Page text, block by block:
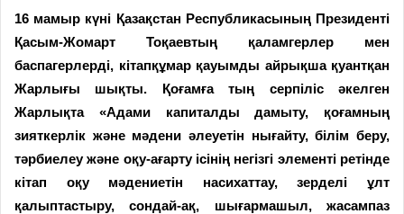
16 мамыр күні Қазақстан Республикасының Президенті
Қасым-Жомарт Тоқаевтың қаламгерлер мен
баспагерлерді, кітапқұмар қауымды айрықша қуантқан
Жарлығы шықты. Қоғамға тың серпіліс әкелген
Жарлықта «Адами капиталды дамыту, қоғамның
зияткерлік және мәдени әлеуетін нығайту, білім беру,
тәрбиелеу және оқу-ағарту ісінің негізгі элементі ретінде
кітап оқу мәдениетін насихаттау, зерделі ұлт
қалыптастыру, сондай-ақ, шығармашыл, жасампаз